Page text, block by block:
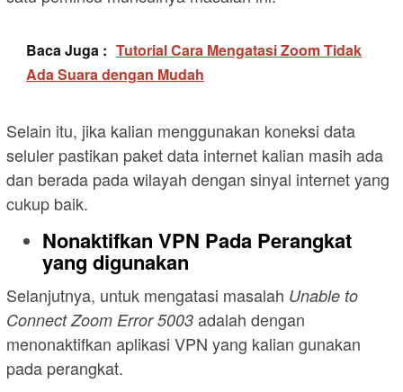
Baca Juga : Tutorial Cara Mengatasi Zoom Tidak
Ada Suara dengan Mudah
Selain itu, jika kalian menggunakan koneksi data
seluler pastikan paket data internet kalian masih ada
dan berada pada wilayah dengan sinyal internet yang
cukup baik.
Nonaktifkan VPN Pada Perangkat
yang digunakan
Selanjutnya, untuk mengatasi masalah Unable to
Connect Zoom Error 5003 adalah dengan
menonaktifkan aplikasi VPN yang kalian gunakan
pada perangkat.